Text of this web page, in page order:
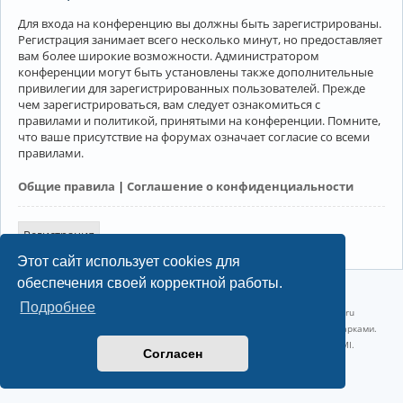
Этот сайт использует cookies для
обеспечения своей корректной работы.
Подробнее
Согласен
Для входа на конференцию вы должны быть зарегистрированы.
Регистрация занимает всего несколько минут, но предоставляет
вам более широкие возможности. Администратором
конференции могут быть установлены также дополнительные
привилегии для зарегистрированных пользователей. Прежде
чем зарегистрироваться, вам следует ознакомиться с
правилами и политикой, принятыми на конференции. Помните,
что ваше присутствие на форумах означает согласие со всеми
правилами.
Общие правила | Соглашение о конфиденциальности
Регистрация
Linux 6.18.40-1-lts x86_64 GNU/Linux 2026-07-26 08:48:12 |
vps reg.ru
Название и логотип Arch Linux ™ являются признанными торговыми марками.
Linux ® — зарегистрированная торговая марка Linus Torvalds и LMI.
Конфиденциальность